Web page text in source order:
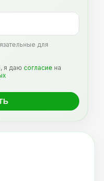
для
я даю согласие на